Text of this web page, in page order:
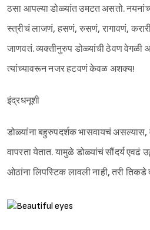
ठसा आपल्या डोळ्यांत उमटत असतो.
स्त्रीचं लाजणं, हसणं, रुसणं, रागावणं,
जाणवतं. व्यक्तीनुरुप डोळ्यांची ठेवण वेगळी
त्यांच्यावरून नजर हटवणं केवळ अशक्य!
इंद्रधनूशी
डोळ्यांना बहुरुपदर्शक भासवायचं
वापरता येतात. यामुळे डोळ्यांचं सौंदर्य
ओठांना लिपस्टिक लावली नाही, तरी तिकडे